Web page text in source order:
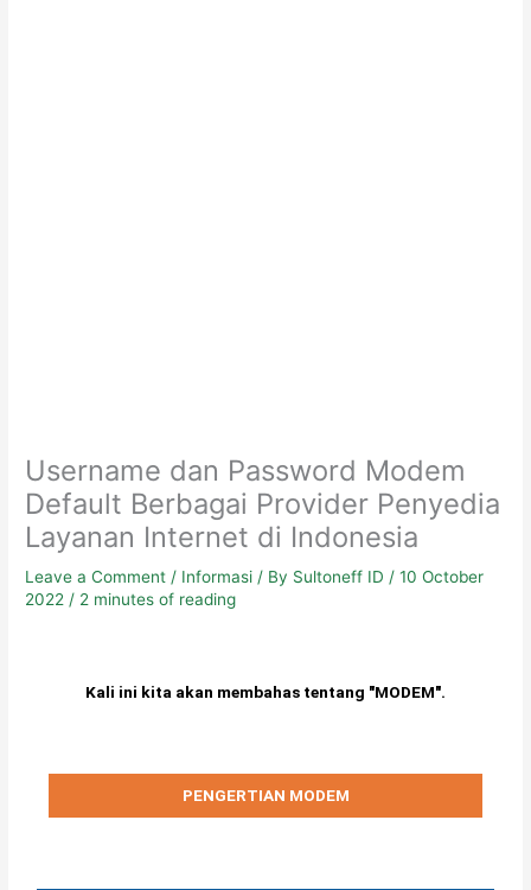
Username dan Password Modem
Default Berbagai Provider Penyedia
Layanan Internet di Indonesia
Leave a Comment / Informasi / By Sultoneff ID /10 October
2022 / 2 minutes of reading
Kali ini kita akan membahas tentang "MODEM".
PENGERTIAN MODEM